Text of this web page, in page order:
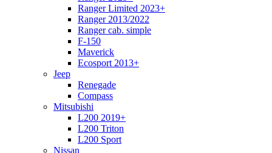
Ranger Limited 2023+
Ranger 2013/2022
Ranger cab. simple
F-150
Maverick
Ecosport 2013+
Jeep
Renegade
Compass
Mitsubishi
L200 2019+
L200 Triton
L200 Sport
Nissan